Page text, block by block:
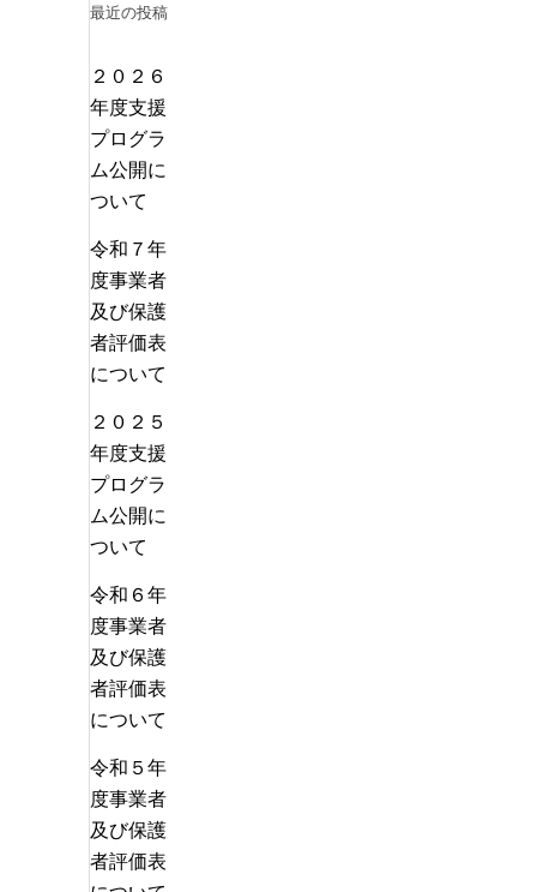
最近の投稿
２０２６
年度支援
プログラ
ム公開に
ついて
令和７年
度事業者
及び保護
者評価表
について
２０２５
年度支援
プログラ
ム公開に
ついて
令和６年
度事業者
及び保護
者評価表
について
令和５年
度事業者
及び保護
者評価表